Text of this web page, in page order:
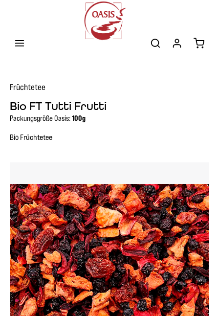
Früchtetee
Bio FT Tutti Frutti
Packungsgröße Oasis:100g
Bio Früchtetee